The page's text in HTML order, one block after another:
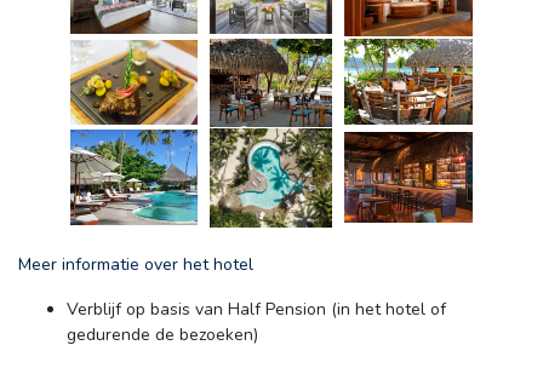
Meer informatie over het hotel
Verblijf op basis van Half Pension (in het hotel of
gedurende de bezoeken)